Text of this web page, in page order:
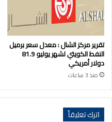
تقرير مركز الشال : معدل سعر برميل
النفط الكويتي لشهر يوليو 81.9
دولار أمريكي
منذ 3 ساعات
اترك تعليقاً